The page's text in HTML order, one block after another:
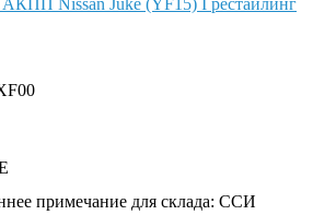
примечание для склада: ССИ